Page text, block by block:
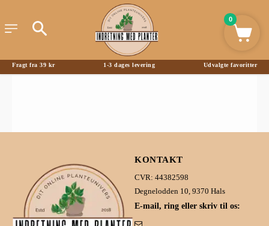
Fragt fra 39 kr 1-3 dages levering Udvalgte favoritter
KONTAKT
CVR: 44382598
Degnelodden 10, 9370 Hals
E-mail, ring eller skriv til os:
0